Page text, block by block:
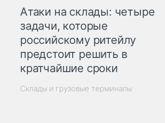
Атаки на склады: четыре
задачи, которые
российскому ритейлу
предстоит решить в
кратчайшие сроки
Склады и грузовые терминалы